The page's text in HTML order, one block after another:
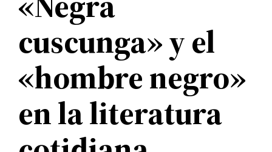
cuscunga» y el
«hombre negro»
en la literatura